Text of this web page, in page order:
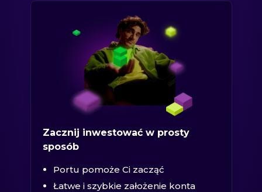
Zacznij inwestować w prosty
sposób
Portu pomoże Ci zacząć
Łatwe i szybkie założenie konta